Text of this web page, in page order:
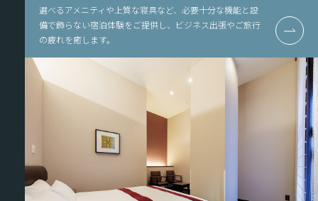
選べるアメニティや上質な寝具など、必要十分な機能と設
備で飾らない宿泊体験をご提供し、ビジネス出張やご旅行
の疲れを癒します。